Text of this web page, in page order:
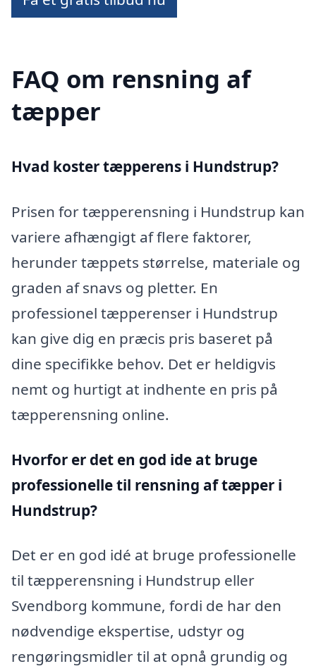
FAQ om rensning af
tæpper
Hvad koster tæpperens i Hundstrup?
Prisen for tæpperensning i Hundstrup kan
variere afhængigt af flere faktorer,
herunder tæppets størrelse, materiale og
graden af snavs og pletter. En
professionel tæpperenser i Hundstrup
kan give dig en præcis pris baseret på
dine specifikke behov. Det er heldigvis
nemt og hurtigt at indhente en pris på
tæpperensning online.
Hvorfor er det en god ide at bruge
professionelle til rensning af tæpper i
Hundstrup?
Det er en god idé at bruge professionelle
til tæpperensning i Hundstrup eller
Svendborg kommune, fordi de har den
nødvendige ekspertise, udstyr og
rengøringsmidler til at opnå grundig og